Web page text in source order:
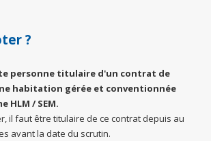
?
personne titulaire d'un contrat de
habitation gérée et conventionnée
HLM / SEM.
il faut être titulaire de ce contrat depuis au
avant la date du scrutin.